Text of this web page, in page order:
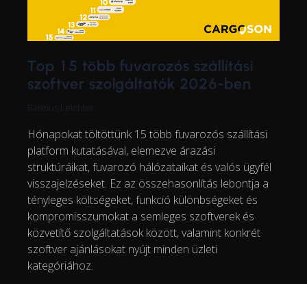
Top 15 több fuvarozós szállítási
szoftver szolgáltatók 2026-ben
Rasmus Leichter
Hónapokat töltöttünk 15 több fuvarozós szállítási
platform kutatásával, elemezve árazási
struktúráikat, fuvarozó hálózataikat és valós ügyfél
visszajelzéseket. Ez az összehasonlítás lebontja a
tényleges költségeket, funkció különbségeket és
kompromisszumokat a semleges szoftverek és
közvetítő szolgáltatások között, valamint konkrét
szoftver ajánlásokat nyújt minden üzleti
kategóriához.